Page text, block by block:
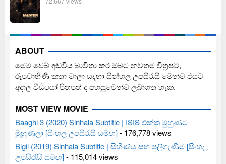
ABOUT
මෙම වෙබ් අඩවිය බාවිතා කර ඔබට නවතම චිත්‍රපට,
රූපවාහිණී කතා මාලා සදහා සින්හල උපසිරැසි මෙන්ම එයට
අදාල වීඩියෝ පිතපත් ද පහසුවෙන්ම ලබාගත හැක.
MOST VIEW MOVIE
Baaghi 3 (2020) Sinhala Subtitle | ISIS එක්ක මුහුණට
මුහුණලා [සිංහල උපසිරැසි සමඟ]- 176,778 views
Bigil (2019) Sinhala Subtitle | සිහිණය සහ පලිගැණීම [සිංහල
උපසිරැසි සමඟ]- 115,014 views